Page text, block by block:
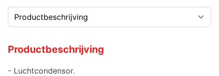
Productbeschrijving
- Luchtcondensor.